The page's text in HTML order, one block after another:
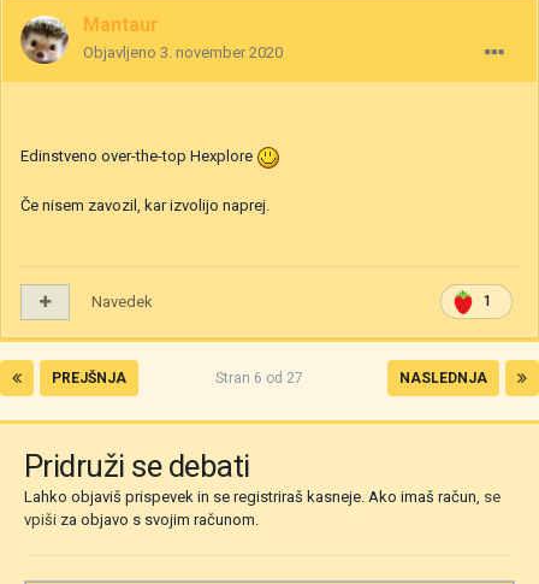
Mantaur
Objavljeno 3. november 2020
Edinstveno over-the-top Hexplore
Če nisem zavozil, kar izvolijo naprej.
1
Navedek
PREJŠNJA NASLEDNJA
Stran 6 od 27
Pridruži se debati
Lahko objaviš prispevek in se registriraš kasneje. Ako imaš račun, se
vpiši za objavo s svojim računom.